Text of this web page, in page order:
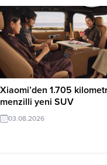
Xiaomi’den 1.705
menzilli yeni SUV
03.08.2026